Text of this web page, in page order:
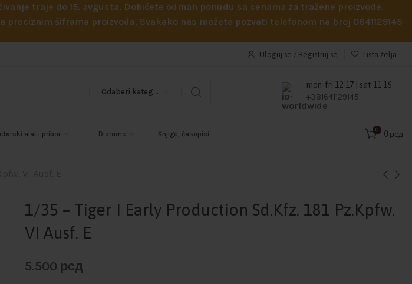
traje do 15. avgusta. Dobićete odmah ponudu sa cenama za tražene proizvode.
šiframa proizvoda. Svakako nas možete pozvati telefonom na broj 0641129145
Uloguj se / Registruj se Lista želja
Odaberi kategoriju
mon-fri 12-17 | sat 11-16
+381641129145
alat i pribor Diorame Knjige, časopisi 0 0 рсд
1/35 – Tiger I Early Production Sd.Kfz. 181 Pz.Kpfw.
VI Ausf. E
5.500 рсд